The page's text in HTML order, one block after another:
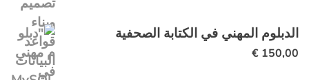
الدبلوم المهني في الكتابة الصحفية
€ 150,00